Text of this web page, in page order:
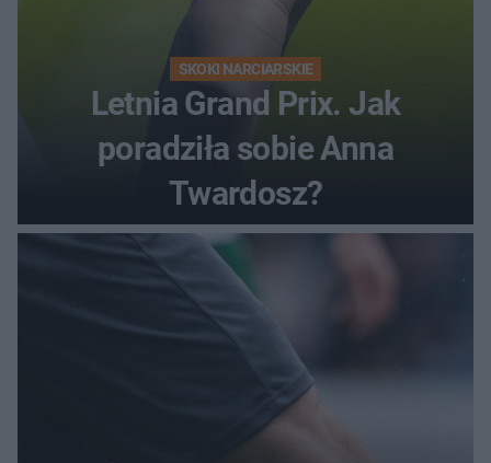
SKOKI NARCIARSKIE
Letnia Grand Prix. Jak
poradziła sobie Anna
Twardosz?